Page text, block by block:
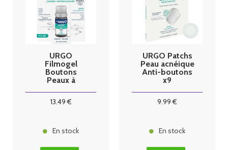
URGO
Filmogel
Boutons
Peaux à
ml
13.49€
En stock
URGO Patchs
Peau acnéique
Anti-boutons
x9
9.99 €
En stock